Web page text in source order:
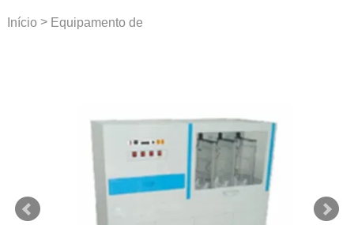
Início> Equipamento de